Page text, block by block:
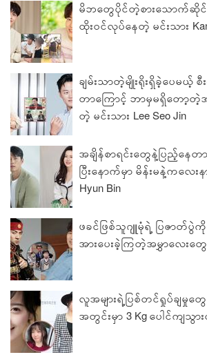
မိဘတွေပိုင်တဲ့စားသောက်ဆိုင်မှ
ထိုးဝင်လုပ်နေတဲ့ မင်းသား
ချမ်းသာတဲ့မျိုးရိုးရှိခဲ့ပေမယ့် စီ
တာကြောင့် ဘာမှမရှိတော့တဲ့
တဲ့ မင်းသား Lee Seo Jin
အချိန်စာရင်းတွေနဲ့ပြည့်နေတ
ပြီးနောက်မှာ မိန်းမနဲ့ကလေး
Hyun Bin
ဖခင်ဖြစ်သူဂျူမုံရဲ့ ပြဇာ
အားပေးခဲ့ကြတဲ့အမွှာလေးတွေ
လူအများရဲ့ပြစ်တင်ရှုပ်ချမှုတွ
အတွင်းမှာ 3 Kg ပေါင်ကျသွာ